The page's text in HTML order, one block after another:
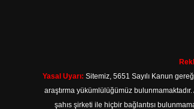
Yasal Uyarı: Sitemiz, 5651 Sayılı Kanun
araştırma yükümlülüğümüz
şahıs şirketi ile hiçbir bağlantısı